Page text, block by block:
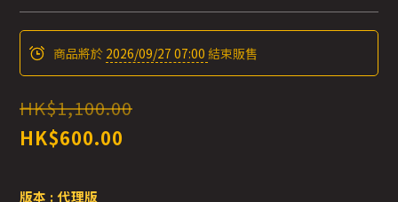
商品將於 2026/09/27 07:00 結束販售
HK$1,100.00
HK$600.00
版本 : 代理版